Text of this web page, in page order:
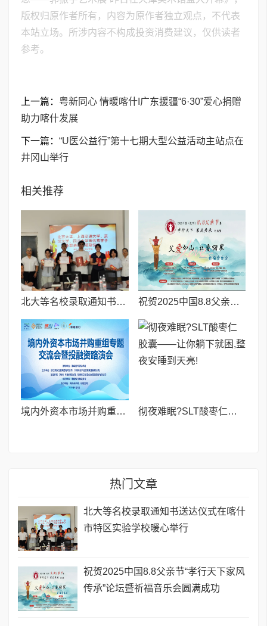
版权归原作者所有，内容为原作者独立观点，不代表
本站立场。所涉内容不构成投资消费建议，仅供读者
参考。
上一篇： 粤新同心 情暖喀什I广东援疆“6·30”爱心捐赠
助力喀什发展
下一篇： “U医公益行”第十七期大型公益活动主站点在
井冈山举行
相关推荐
北大等名校录取通知书送达仪式在喀什市特区实验学校暖心举行 祝贺2025中国8.8父亲节“孝行天下家风传承”论坛暨祈福音乐会圆满成功
境内外资本市场并购重组专题交流会暨投融资路演会 深度解析驱动企业资本战略升级 彻夜难眠?SLT酸枣仁胶囊——让你躺下就困,整夜安睡到天亮!
热门文章
北大等名校录取通知书送达仪式在喀什
市特区实验学校暖心举行
祝贺2025中国8.8父亲节“孝行天下家风
传承”论坛暨祈福音乐会圆满成功